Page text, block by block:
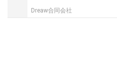
Dreaw合同会社